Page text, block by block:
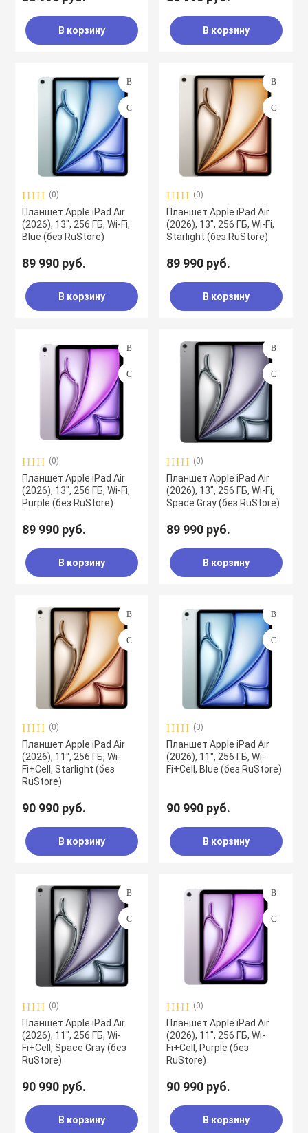
В корзину В корзину
(0)
Планшет Apple iPad Air
(2026), 13", 256 ГБ, Wi-Fi,
Blue (без RuStore)
89 990 руб.
В корзину
(0)
Планшет Apple iPad Air
(2026), 13", 256 ГБ, Wi-Fi,
Starlight (без RuStore)
89 990 руб.
В корзину
(0)
Планшет Apple iPad Air
(2026), 13", 256 ГБ, Wi-Fi,
Purple (без RuStore)
89 990 руб.
В корзину
(0)
Планшет Apple iPad Air
(2026), 13", 256 ГБ, Wi-Fi,
Space Gray (без RuStore)
89 990 руб.
В корзину
(0)
Планшет Apple iPad Air
(2026), 11", 256 ГБ, Wi-
Fi+Cell, Starlight (без
RuStore)
90 990 руб.
В корзину
(0)
Планшет Apple iPad Air
(2026), 11", 256 ГБ, Wi-
Fi+Cell, Blue (без RuStore)
90 990 руб.
В корзину
(0)
Планшет Apple iPad Air
(2026), 11", 256 ГБ, Wi-
Fi+Cell, Space Gray (без
RuStore)
90 990 руб.
В корзину
(0)
Планшет Apple iPad Air
(2026), 11", 256 ГБ, Wi-
Fi+Cell, Purple (без
RuStore)
90 990 руб.
В корзину